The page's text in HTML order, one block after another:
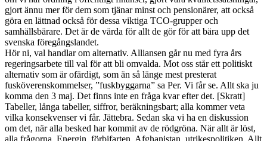
gjort ännu mer för dem som tjänar minst och pensionärer, att också
göra en lättnad också för dessa viktiga TCO-grupper och
samhällsbärare. Det är de värda för allt de gör för att bära upp det
svenska föregångslandet.
Hör ni, val handlar om alternativ. Alliansen går nu med fyra års
regeringsarbete till val för att bli omvalda. Mot oss står ett politiskt
alternativ som är ofärdigt, som än så länge mest presterat
fusköverenskommelser, ”fuskbyggarna” sa Per. Vi får se. Allt ska ju
komma den 3 maj. Det finns inte en fråga kvar efter det. [Skratt]
Tabeller, långa tabeller, siffror, beräkningsbart; alla kommer veta
vilka konsekvenser vi får. Jättebra. Sedan ska vi ha en diskussion
om det, när alla besked har kommit av de rödgröna. När allt är löst,